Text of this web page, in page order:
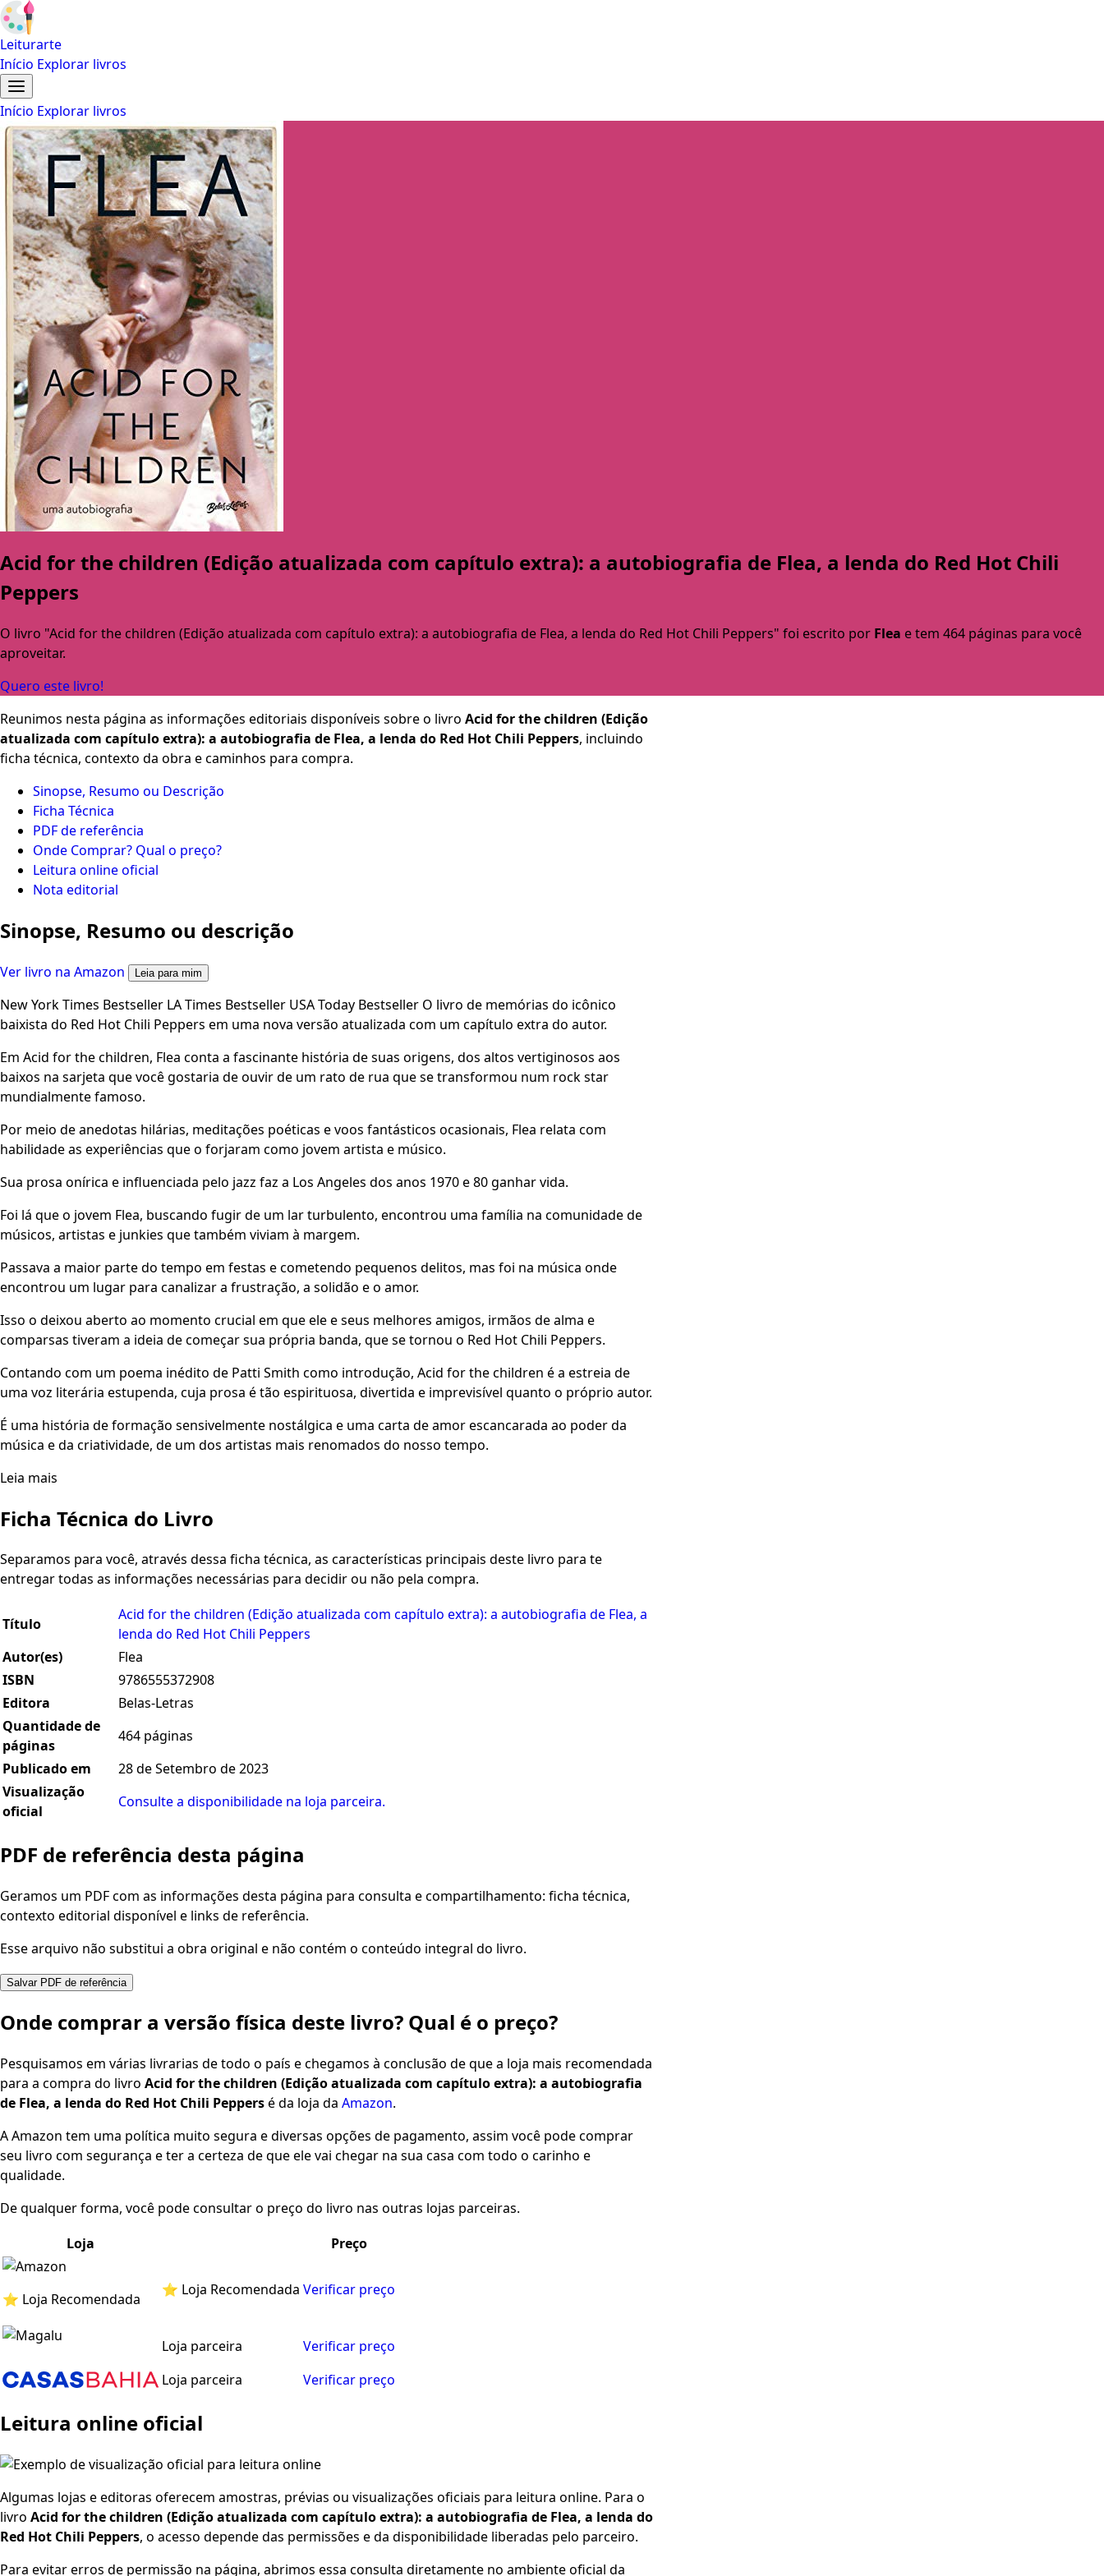
Leiturarte
Início Explorar livros
Início Explorar livros
Acid for the children (Edição atualizada com capítulo extra): a autobiografia de Flea, a lenda do Red Hot Chili
Peppers
O livro "Acid for the children (Edição atualizada com capítulo extra): a autobiografia de Flea, a lenda do Red Hot Chili Peppers" foi escrito por Flea e tem 464 páginas para você
aproveitar.
Quero este livro!
Reunimos nesta página as informações editoriais disponíveis sobre o livro Acid for the children (Edição
atualizada com capítulo extra): a autobiografia de Flea, a lenda do Red Hot Chili Peppers, incluindo
ficha técnica, contexto da obra e caminhos para compra.
Sinopse, Resumo ou Descrição
Ficha Técnica
PDF de referência
Onde Comprar? Qual o preço?
Leitura online oficial
Nota editorial
Sinopse, Resumo ou descrição
Ver livro na Amazon Leia para mim
New York Times Bestseller LA Times Bestseller USA Today Bestseller O livro de memórias do icônico
baixista do Red Hot Chili Peppers em uma nova versão atualizada com um capítulo extra do autor.
Em Acid for the children, Flea conta a fascinante história de suas origens, dos altos vertiginosos aos
baixos na sarjeta que você gostaria de ouvir de um rato de rua que se transformou num rock star
mundialmente famoso.
Por meio de anedotas hilárias, meditações poéticas e voos fantásticos ocasionais, Flea relata com
habilidade as experiências que o forjaram como jovem artista e músico.
Sua prosa onírica e influenciada pelo jazz faz a Los Angeles dos anos 1970 e 80 ganhar vida.
Foi lá que o jovem Flea, buscando fugir de um lar turbulento, encontrou uma família na comunidade de
músicos, artistas e junkies que também viviam à margem.
Passava a maior parte do tempo em festas e cometendo pequenos delitos, mas foi na música onde
encontrou um lugar para canalizar a frustração, a solidão e o amor.
Isso o deixou aberto ao momento crucial em que ele e seus melhores amigos, irmãos de alma e
comparsas tiveram a ideia de começar sua própria banda, que se tornou o Red Hot Chili Peppers.
Contando com um poema inédito de Patti Smith como introdução, Acid for the children é a estreia de
uma voz literária estupenda, cuja prosa é tão espirituosa, divertida e imprevisível quanto o próprio autor.
É uma história de formação sensivelmente nostálgica e uma carta de amor escancarada ao poder da
música e da criatividade, de um dos artistas mais renomados do nosso tempo.
Leia mais
Ficha Técnica do Livro
Separamos para você, através dessa ficha técnica, as características principais deste livro para te
entregar todas as informações necessárias para decidir ou não pela compra.
Título
Acid for the children (Edição atualizada com capítulo extra): a autobiografia de Flea, a
lenda do Red Hot Chili Peppers
Autor(es)
Flea
ISBN
9786555372908
Editora
Belas-Letras
Quantidade de
páginas
464 páginas
Publicado em
28 de Setembro de 2023
Visualização
oficial
Consulte a disponibilidade na loja parceira.
PDF de referência desta página
Geramos um PDF com as informações desta página para consulta e compartilhamento: ficha técnica,
contexto editorial disponível e links de referência.
Esse arquivo não substitui a obra original e não contém o conteúdo integral do livro.
Salvar PDF de referência
Onde comprar a versão física deste livro? Qual é o preço?
Pesquisamos em várias livrarias de todo o país e chegamos à conclusão de que a loja mais recomendada
para a compra do livro Acid for the children (Edição atualizada com capítulo extra): a autobiografia
de Flea, a lenda do Red Hot Chili Peppersé da loja da Amazon.
A Amazon tem uma política muito segura e diversas opções de pagamento, assim você pode comprar
seu livro com segurança e ter a certeza de que ele vai chegar na sua casa com todo o carinho e
qualidade.
De qualquer forma, você pode consultar o preço do livro nas outras lojas parceiras.
Loja
Preço
⭐ Loja Recomendada
⭐ Loja Recomendada Verificar preço
Loja parceira
Verificar preço
Loja parceira
Verificar preço
Leitura online oficial
Algumas lojas e editoras oferecem amostras, prévias ou visualizações oficiais para leitura online. Para o
livro Acid for the children (Edição atualizada com capítulo extra): a autobiografia de Flea, a lenda do
Red Hot Chili Peppers, o acesso depende das permissões e da disponibilidade liberadas pelo parceiro.
Para evitar erros de permissão na página, abrimos essa consulta diretamente no ambiente oficial da